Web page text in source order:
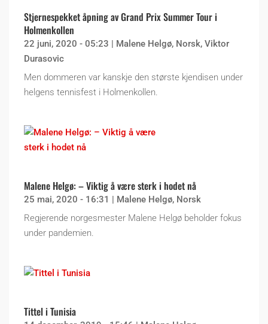
Stjernespekket åpning av Grand Prix Summer Tour i
Holmenkollen
22 juni, 2020 - 05:23 | Malene Helgø, Norsk, Viktor
Durasovic
Men dommeren var kanskje den største kjendisen under
helgens tennisfest i Holmenkollen.
Malene Helgø: – Viktig å være sterk i hodet nå
25 mai, 2020 - 16:31 | Malene Helgø, Norsk
Regjerende norgesmester Malene Helgø beholder fokus
under pandemien.
Tittel i Tunisia